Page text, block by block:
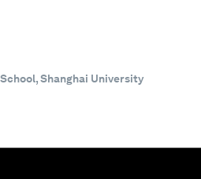
Shanghai University